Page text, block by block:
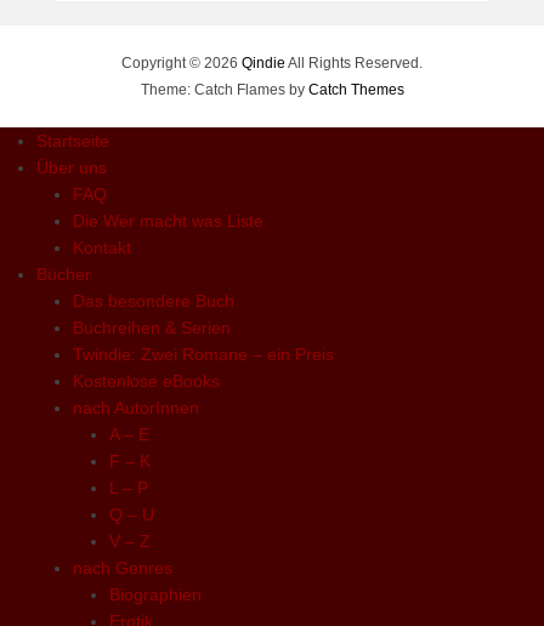
Copyright © 2026 Qindie All Rights Reserved.
Theme: Catch Flames by Catch Themes
Startseite
Über uns
FAQ
Die Wer macht was Liste
Kontakt
Bücher
Das besondere Buch
Buchreihen & Serien
Twindie: Zwei Romane – ein Preis
Kostenlose eBooks
nach AutorInnen
A – E
F – K
L – P
Q – U
V – Z
nach Genres
Biographien
Erotik